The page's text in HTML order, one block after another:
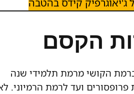
ג'יאוגרפיק קידס בהטבה
הקסם
הקושי מרמת תלמידי שנה
ועד לרמת הרמיוני.